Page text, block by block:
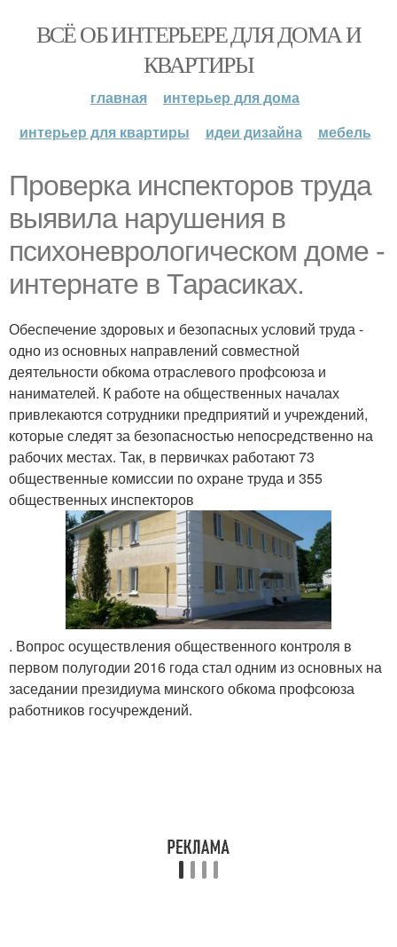
ВСЁ ОБ ИНТЕРЬЕРЕ ДЛЯ ДОМА И
КВАРТИРЫ
главная
интерьер для дома
интерьер для квартиры
идеи дизайна мебель
Проверка инспекторов труда
выявила нарушения в
психоневрологическом доме -
интернате в Тарасиках.
Обеспечение здоровых и безопасных условий труда -
одно из основных направлений совместной
деятельности обкома отраслевого профсоюза и
нанимателей. К работе на общественных началах
привлекаются сотрудники предприятий и учреждений,
которые следят за безопасностью непосредственно на
рабочих местах. Так, в первичках работают 73
общественные комиссии по охране труда и 355
общественных инспекторов
. Вопрос осуществления общественного контроля в
первом полугодии 2016 года стал одним из основных на
заседании президиума минского обкома профсоюза
работников госучреждений.